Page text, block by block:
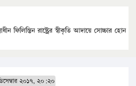
ফিলিস্তিন রাষ্ট্রের স্বীকৃতি আদায়ে সোচ্চার হোন
২০১৭, ২০:২০